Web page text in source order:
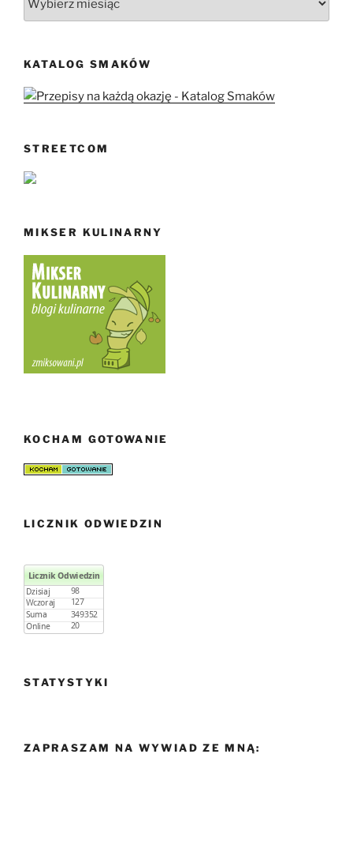
KATALOG SMAKÓW
STREETCOM
MIKSER KULINARNY
KOCHAM GOTOWANIE
LICZNIK ODWIEDZIN
STATYSTYKI
ZAPRASZAM NA WYWIAD ZE MNĄ: